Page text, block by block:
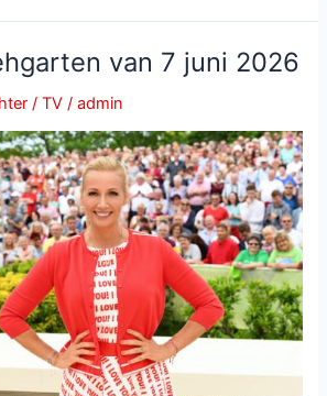
van 7 juni 2026
/TV /admin